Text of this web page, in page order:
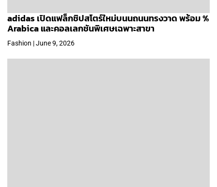
adidas เปิดแฟล็กชิปสโตร์ใหม่บนนถนนทรงวาด พร้อม %
Arabica และคอลเลกชันพิเศษเฉพาะสาขา
Fashion | June 9, 2026